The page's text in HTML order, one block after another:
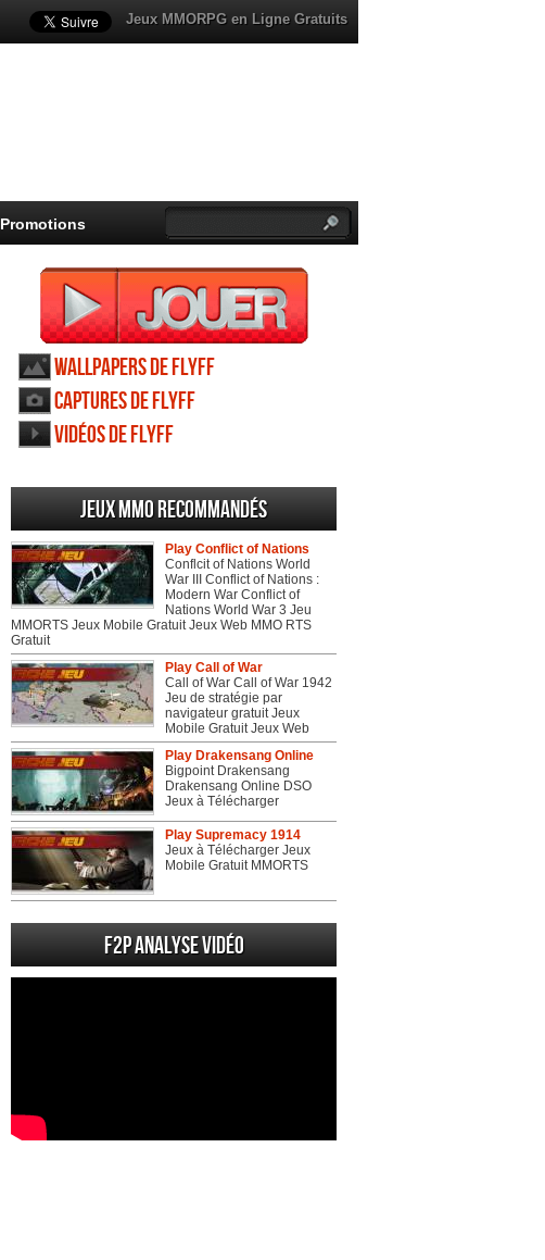
Jeux MMORPG en Ligne Gratuits
Promotions
Wallpapers de Flyff
Captures de Flyff
Vidéos de Flyff
Jeux MMO recommandés
Play Conflict of Nations
Conflcit of Nations World
War III Conflict of Nations :
Modern War Conflict of
Nations World War 3 Jeu
MMORTS Jeux Mobile Gratuit Jeux Web MMO RTS
Gratuit
Play Call of War
Call of War Call of War 1942
Jeu de stratégie par
navigateur gratuit Jeux
Mobile Gratuit Jeux Web
Play Drakensang Online
Bigpoint Drakensang
Drakensang Online DSO
Jeux à Télécharger
Play Supremacy 1914
Jeux à Télécharger Jeux
Mobile Gratuit MMORTS
F2P Analyse vidéo